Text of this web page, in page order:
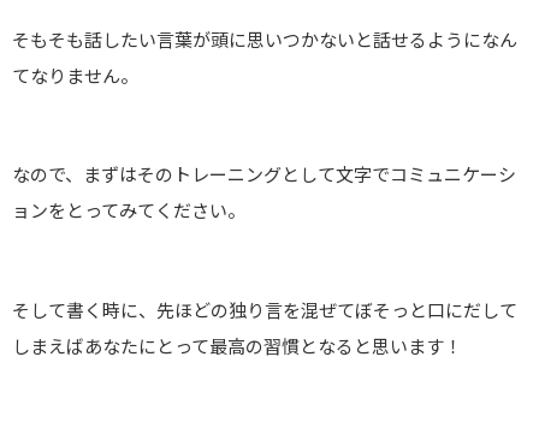
そもそも話したい言葉が頭に思いつかないと話せるようになん
てなりません。
なので、まずはそのトレーニングとして文字でコミュニケーシ
ョンをとってみてください。
そして書く時に、先ほどの独り言を混ぜてぼそっと口にだして
しまえばあなたにとって最高の習慣となると思います！